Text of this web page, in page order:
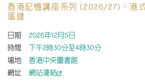
香港記憶講座系列 (2026/27)：港
蛋撻
日期
2026年12月5日
時間
下午2時30分至4時30分
場地
香港中央圖書館
網址
網站連結